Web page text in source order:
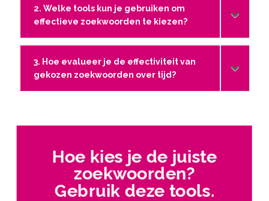
2. Welke tools kun je gebruiken om
effectieve zoekwoorden te kiezen?
3. Hoe evalueer je de effectiviteit van
gekozen zoekwoorden over tijd?
Hoe kies je de juiste
zoekwoorden?
Gebruik deze tools.​